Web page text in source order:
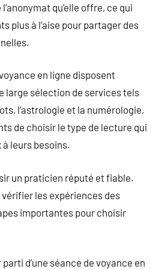
qu’elle offre, ce qui
plus à l’aise pour partager des
en ligne disposent
large sélection de services tels
l’astrologie et la numérologie,
de choisir le type de lecture qui
leurs besoins.
un praticien réputé et fiable.
les expériences des
importantes pour choisir
d’une séance de voyance en